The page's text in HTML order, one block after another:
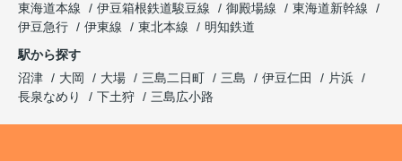
東海道本線
伊豆箱根鉄道駿豆線 御殿場線
東海道新幹線
伊豆急行
伊東線 東北本線
明知鉄道
駅から探す
沼津
大岡 大場 三島二日町 三島 伊豆仁田
片浜
長泉なめり
下土狩 三島広小路